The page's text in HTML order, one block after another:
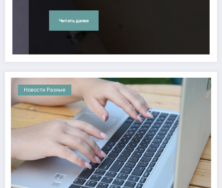
Читать далее
Новости Разные